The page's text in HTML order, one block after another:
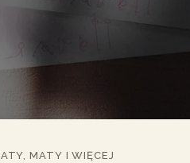
Praktyki
ciało i
MATY I WIĘCEJ